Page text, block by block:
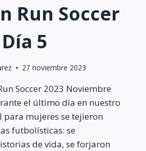
Run Soccer
5
27 noviembre 2023
Soccer 2023 Noviembre
el último día en nuestro
mujeres se tejieron
futbolísticas: se
de vida, se forjaron